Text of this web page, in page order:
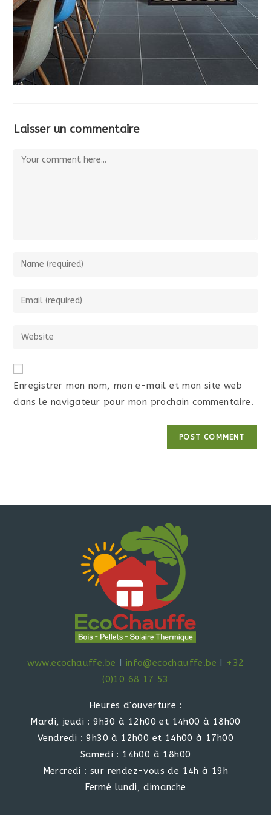
Laisser un commentaire
Enregistrer mon nom, mon e-mail et mon site web
dans le navigateur pour mon prochain commentaire.
www.ecochauffe.be info@ecochauffe.be
+32
(0)10 68 17 53
Heures d'ouverture :
Mardi, jeudi : 9h30 à 12h00 et 14h00 à 18h00
Vendredi : 9h30 à 12h00 et 14h00 à 17h00
Samedi : 14h00 à 18h00
Mercredi : sur rendez-vous de 14h à 19h
Fermé lundi, dimanche